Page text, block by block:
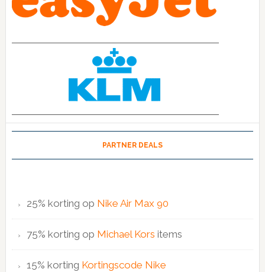
PARTNER DEALS
25% korting op Nike Air Max 90
75% korting op Michael Kors items
15% korting Kortingscode Nike